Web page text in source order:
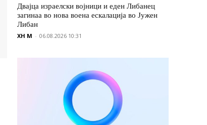
Двајца израелски војници и еден Либанец
загинаа во нова воена ескалација во Јужен
Либан
XH M - 06.08.2026 10:31